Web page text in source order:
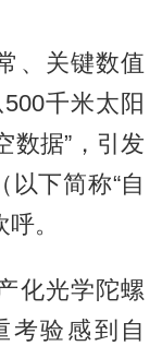
、关键数值
千米太阳
数据”，引发
以下简称“自
。
化光学陀螺
考验感到自